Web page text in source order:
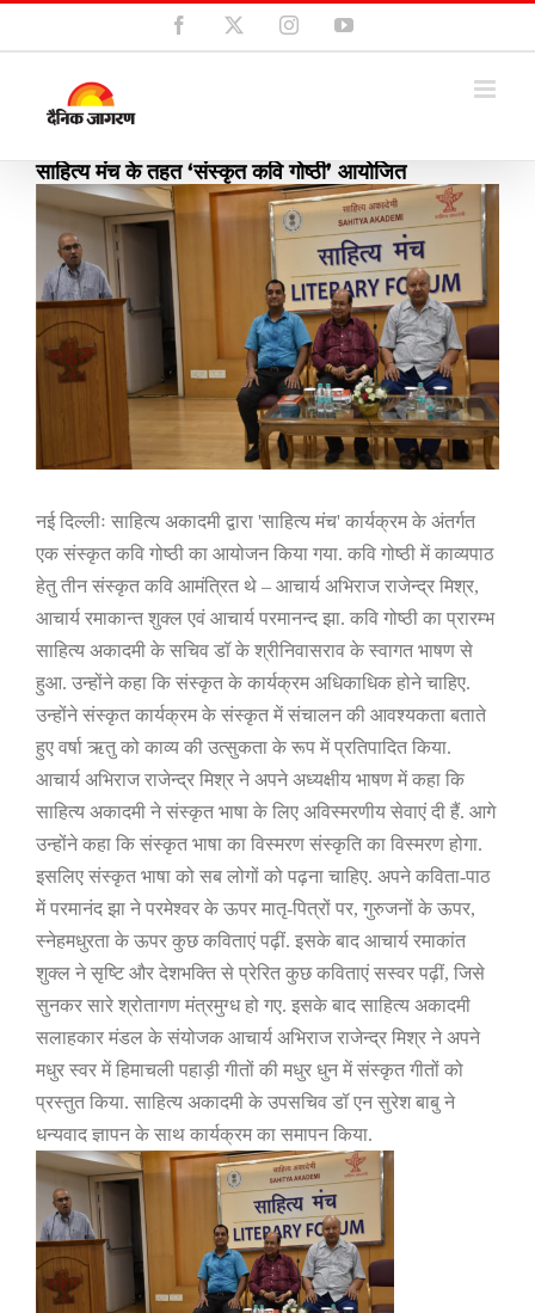
Skip
to
Facebook InstagramYouTube
साहित्य मंच के तहत ‘संस्कृत कवि गोष्ठी’ आयोजित
View
Larger
Image
नई दिल्लीः साहित्य अकादमी द्वारा 'साहित्य मंच' कार्यक्रम के अंतर्गत
एक संस्कृत कवि गोष्ठी का आयोजन किया गया. कवि गोष्ठी में काव्यपाठ
हेतु तीन संस्कृत कवि आमंत्रित थे – आचार्य अभिराज राजेन्द्र मिश्र,
आचार्य रमाकान्त शुक्ल एवं आचार्य परमानन्द झा. कवि गोष्ठी का प्रारम्भ
साहित्य अकादमी के सचिव डॉ के श्रीनिवासराव के स्वागत भाषण से
हुआ. उन्होंने कहा कि संस्कृत के कार्यक्रम अधिकाधिक होने चाहिए.
उन्होंने संस्कृत कार्यक्रम के संस्कृत में संचालन की आवश्यकता बताते
हुए वर्षा ऋतु को काव्य की उत्सुकता के रूप में प्रतिपादित किया.
आचार्य अभिराज राजेन्द्र मिश्र ने अपने अध्यक्षीय भाषण में कहा कि
साहित्य अकादमी ने संस्कृत भाषा के लिए अविस्मरणीय सेवाएं दी हैं. आगे
उन्होंने कहा कि संस्कृत भाषा का विस्मरण संस्कृति का विस्मरण होगा.
इसलिए संस्कृत भाषा को सब लोगों को पढ़ना चाहिए. अपने कविता-पाठ
में परमानंद झा ने परमेश्वर के ऊपर मातृ-पित्रों पर, गुरुजनों के ऊपर,
स्नेहमधुरता के ऊपर कुछ कविताएं पढ़ीं. इसके बाद आचार्य रमाकांत
शुक्ल ने सृष्टि और देशभक्ति से प्रेरित कुछ कविताएं सस्वर पढ़ीं, जिसे
सुनकर सारे श्रोतागण मंत्रमुग्ध हो गए. इसके बाद साहित्य अकादमी
सलाहकार मंडल के संयोजक आचार्य अभिराज राजेन्द्र मिश्र ने अपने
मधुर स्वर में हिमाचली पहाड़ी गीतों की मधुर धुन में संस्कृत गीतों को
प्रस्तुत किया. साहित्य अकादमी के उपसचिव डॉ एन सुरेश बाबु ने
धन्यवाद ज्ञापन के साथ कार्यक्रम का समापन किया.